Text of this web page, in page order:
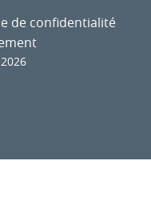
de confidentialité